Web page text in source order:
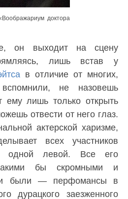
доктора
он выходит на сцену
лишь встав у
в отличие от многих,
не назовешь
ему лишь только открыть
отвести от него глаз.
актерской харизме,
всех участников
одной левой. Все его
бы скромными и
были — перфомансы в
дурацкого заезженного